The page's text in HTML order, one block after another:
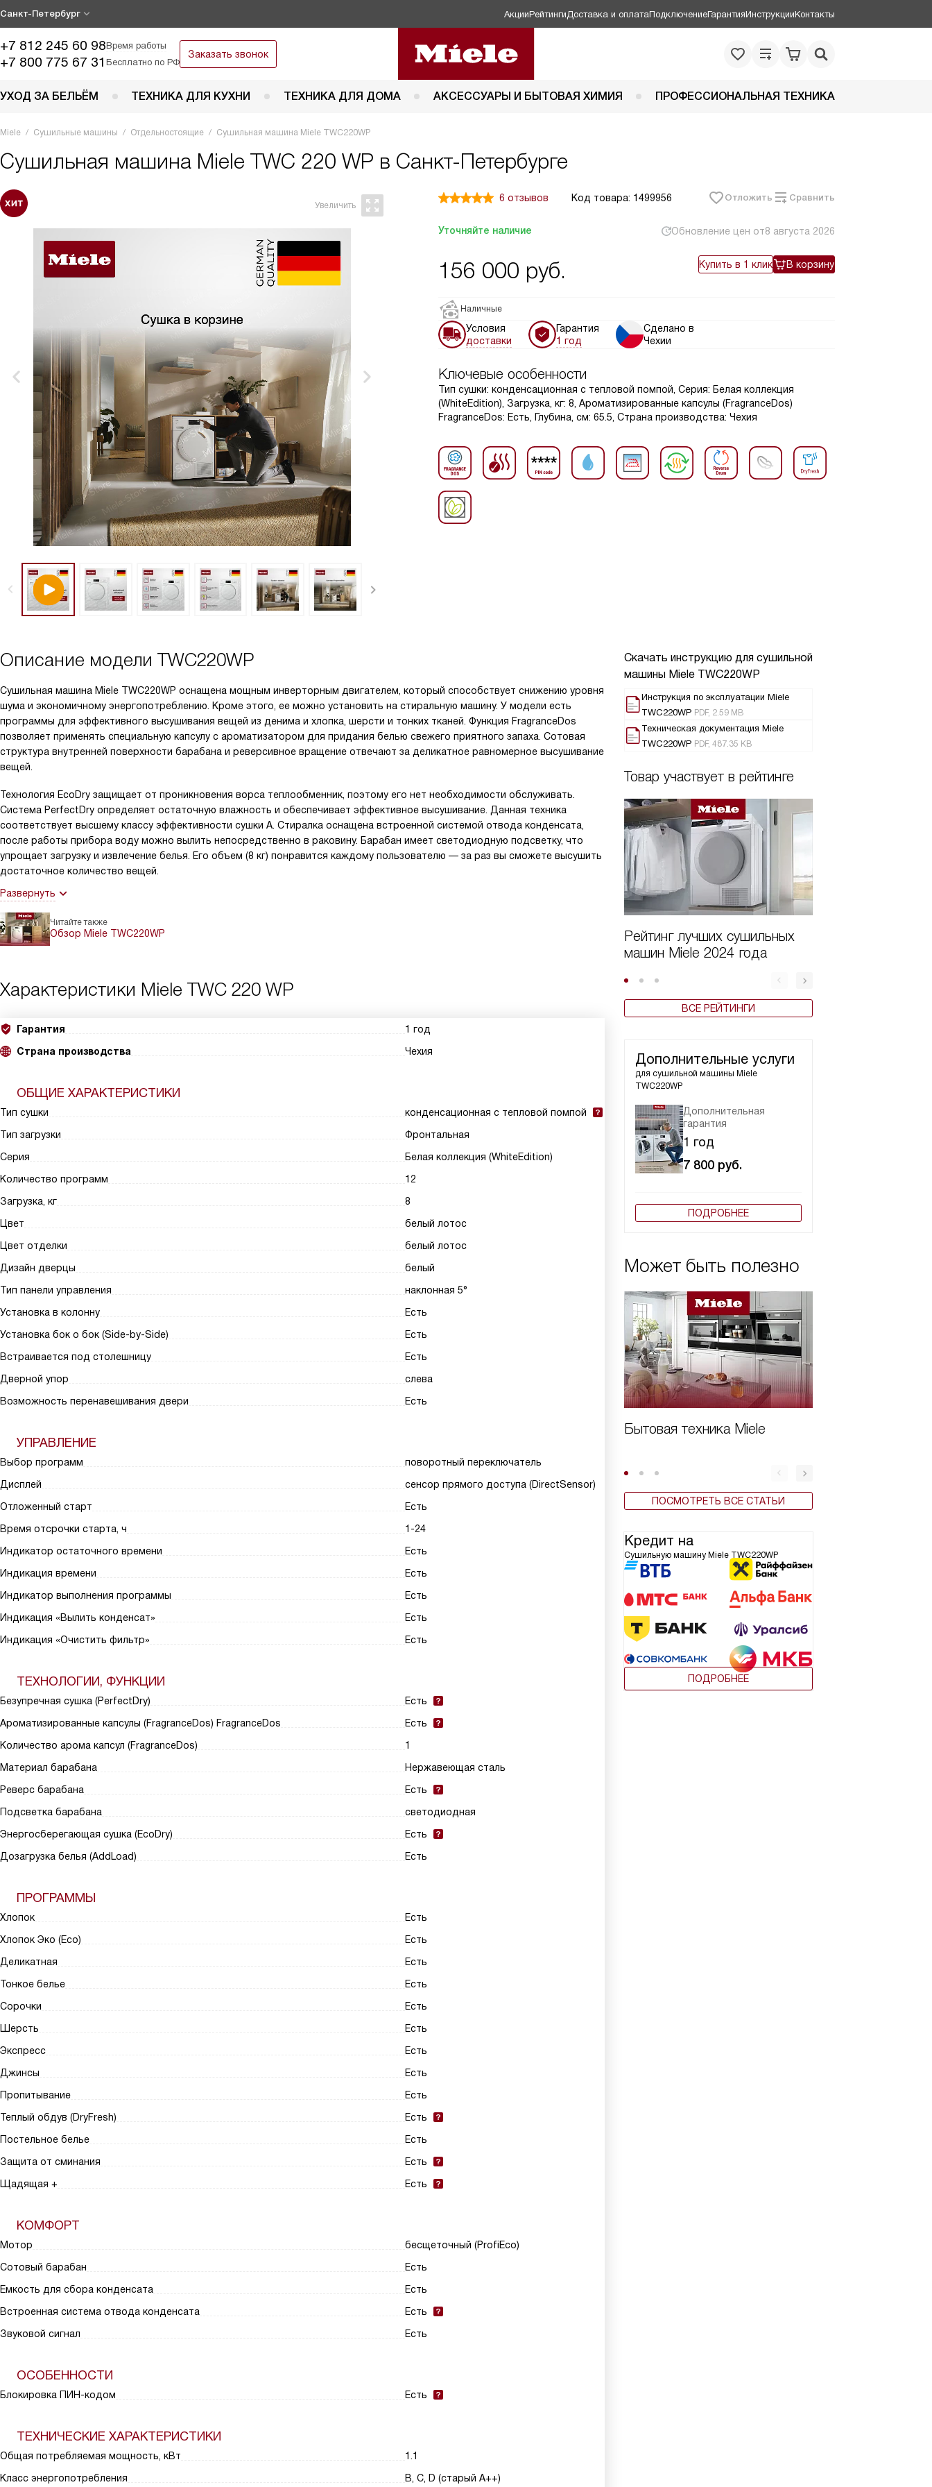
Санкт-Петербург АкцииРейтинги Доставка и оплатаПодключениеГарантияИнструкцииКонтакты
+7 812 245 60 98Время работы
+7 800 775 67 31 Бесплатно по РФ
Заказать звонок
УХОД ЗА БЕЛЬЁМ ТЕХНИКА ДЛЯ КУХНИ ТЕХНИКА ДЛЯ ДОМА АКСЕССУАРЫ И БЫТОВАЯ ХИМИЯ ПРОФЕССИОНАЛЬНАЯ ТЕХНИКА
Miele Сушильные машины Отдельностоящие Сушильная машина Miele TWC220WP
Сушильная машина Miele TWC 220 WP в Санкт-Петербурге
6 отзывов Код товара: 1499956 Отложить Сравнить
Уточняйте наличие Обновление цен от8 августа 2026
156 000 руб. Купить в 1 клик В корзину
Наличные
Условия
доставки
Гарантия
1 год
Сделано в
Чехии
Ключевые особенности
Тип сушки: конденсационная с тепловой помпой, Серия: Белая коллекция
(WhiteEdition), Загрузка, кг: 8, Ароматизированные капсулы (FragranceDos)
FragranceDos: Есть, Глубина, см: 65.5, Страна производства: Чехия
Скачать инструкцию для сушильной
машины Miele TWC220WP
Инструкция по эксплуатации Miele
TWC220WP PDF, 2.59 MB
Техническая документация Miele
TWC220WP PDF, 487.35 KB
Товар участвует в рейтинге
Рейтинг лучших сушильных
машин Miele 2024 года
ВСЕ РЕЙТИНГИ
Дополнительные услуги
для сушильной машины Miele
TWC220WP
Дополнительная
гарантия
1 год
7 800 руб.
ПОДРОБНЕЕ
Может быть полезно
Бытовая техника Miele
ПОСМОТРЕТЬ ВСЕ СТАТЬИ
Кредит на
Сушильную машину Miele TWC220WP
ПОДРОБНЕЕ
Описание модели TWC220WP
Сушильная машина Miele TWC220WP оснащена мощным инверторным двигателем, который способствует снижению уровня
шума и экономичному энергопотреблению. Кроме этого, ее можно установить на стиральную машину. У модели есть
программы для эффективного высушивания вещей из денима и хлопка, шерсти и тонких тканей. Функция FragranceDos
позволяет применять специальную капсулу с ароматизатором для придания белью свежего приятного запаха. Сотовая
структура внутренней поверхности барабана и реверсивное вращение отвечают за деликатное равномерное высушивание
вещей.
Технология EcoDry защищает от проникновения ворса теплообменник, поэтому его нет необходимости обслуживать.
Система PerfectDry определяет остаточную влажность и обеспечивает эффективное высушивание. Данная техника
соответствует высшему классу эффективности сушки A. Стиралка оснащена встроенной системой отвода конденсата,
после работы прибора воду можно вылить непосредственно в раковину. Барабан имеет светодиодную подсветку, что
упрощает загрузку и извлечение белья. Его объем (8 кг) понравится каждому пользователю — за раз вы сможете высушить
достаточное количество вещей.
Развернуть
Читайте также
Обзор Miele TWC220WP
Характеристики Miele TWC 220 WP
Гарантия
1 год
Страна производства
Чехия
ОБЩИЕ ХАРАКТЕРИСТИКИ
Тип сушки
конденсационная с тепловой помпой
Тип загрузки
Фронтальная
Серия
Белая коллекция (WhiteEdition)
Количество программ
12
Загрузка, кг
8
Цвет
белый лотос
Цвет отделки
белый лотос
Дизайн дверцы
белый
Тип панели управления
наклонная 5°
Установка в колонну
Есть
Установка бок о бок (Side-by-Side)
Есть
Встраивается под столешницу
Есть
Дверной упор
слева
Возможность перенавешивания двери
Есть
УПРАВЛЕНИЕ
Выбор программ
поворотный переключатель
Дисплей
сенсор прямого доступа (DirectSensor)
Отложенный старт
Есть
Время отсрочки старта, ч
1-24
Индикатор остаточного времени
Есть
Индикация времени
Есть
Индикатор выполнения программы
Есть
Индикация «Вылить конденсат»
Есть
Индикация «Очистить фильтр»
Есть
ТЕХНОЛОГИИ, ФУНКЦИИ
Безупречная сушка (PerfectDry)
Есть
Ароматизированные капсулы (FragranceDos) FragranceDos
Есть
Количество арома капсул (FragranceDos)
1
Материал барабана
Нержавеющая сталь
Реверс барабана
Есть
Подсветка барабана
светодиодная
Энергосберегающая сушка (EcoDry)
Есть
Дозагрузка белья (AddLoad)
Есть
ПРОГРАММЫ
Хлопок
Есть
Хлопок Эко (Eco)
Есть
Деликатная
Есть
Тонкое белье
Есть
Сорочки
Есть
Шерсть
Есть
Экспресс
Есть
Джинсы
Есть
Пропитывание
Есть
Теплый обдув (DryFresh)
Есть
Постельное белье
Есть
Защита от сминания
Есть
Щадящая +
Есть
КОМФОРТ
Мотор
бесщеточный (ProfiEco)
Сотовый барабан
Есть
Емкость для сбора конденсата
Есть
Встроенная система отвода конденсата
Есть
Звуковой сигнал
Есть
ОСОБЕННОСТИ
Блокировка ПИН-кодом Есть
ТЕХНИЧЕСКИЕ ХАРАКТЕРИСТИКИ
Общая потребляемая мощность, кВт
1.1
Класс энергопотребления
B, C, D (старый A++)